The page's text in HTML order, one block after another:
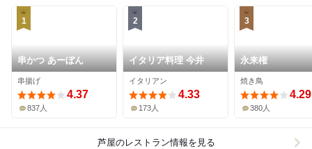
1
串かつ あーぼん
串揚げ
4.37
837人
2
イタリア料理 今井
イタリアン
4.33
173人
3
永来権
焼き鳥
4.29
380人
芦屋のレストラン情報を見る